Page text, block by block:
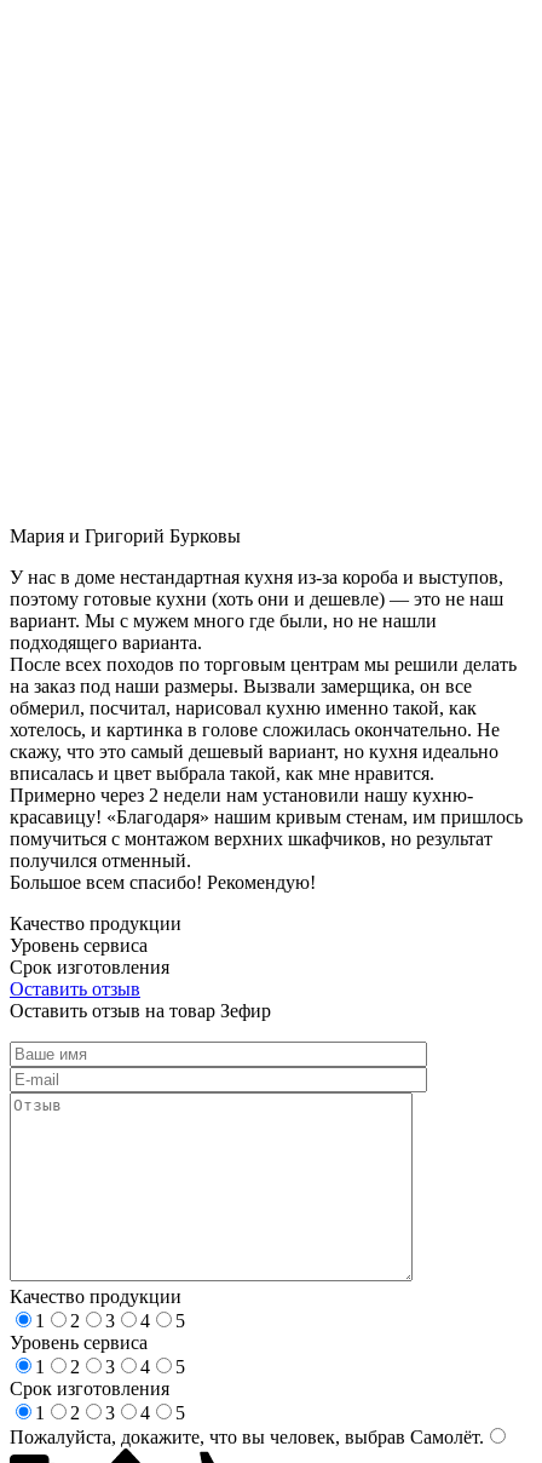
Мария и Григорий Бурковы
У нас в доме нестандартная кухня из-за короба и выступов,
поэтому готовые кухни (хоть они и дешевле) — это не наш
вариант. Мы с мужем много где были, но не нашли
подходящего варианта.
После всех походов по торговым центрам мы решили делать
на заказ под наши размеры. Вызвали замерщика, он все
обмерил, посчитал, нарисовал кухню именно такой, как
хотелось, и картинка в голове сложилась окончательно. Не
скажу, что это самый дешевый вариант, но кухня идеально
вписалась и цвет выбрала такой, как мне нравится.
Примерно через 2 недели нам установили нашу кухню-
красавицу! «Благодаря» нашим кривым стенам, им пришлось
помучиться с монтажом верхних шкафчиков, но результат
получился отменный.
Большое всем спасибо! Рекомендую!
Качество продукции
Уровень сервиса
Срок изготовления
Оставить отзыв
Оставить отзыв на товар Зефир
Качество продукции
1
2 3 4
5
Уровень сервиса
1
2 3 4
5
Срок изготовления
1
2 3 4
5
Пожалуйста, докажите, что вы человек, выбрав Самолёт.